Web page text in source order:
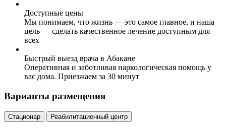
Доступные цены
Мы понимаем, что жизнь — это самое главное, и наша
цель — сделать качественное лечение доступным для
всех
Быстрый выезд врача в Абакане
Оперативная и заботливая наркологическая помощь у
вас дома. Приезжаем за 30 минут
Варианты размещения
Стационар Реабилитационный центр